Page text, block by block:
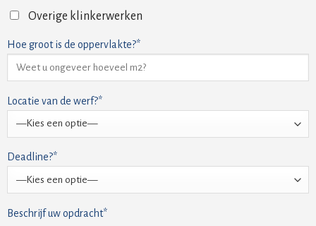
Overige klinkerwerken
Hoe groot is de oppervlakte?*
Locatie van de werf?*
Deadline?*
Beschrijf uw opdracht*